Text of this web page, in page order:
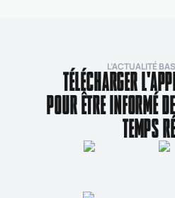
L’ACTUALITÉ
TÉLÉCHARGER
POUR ÊTRE INFORMÉ
TEMPS